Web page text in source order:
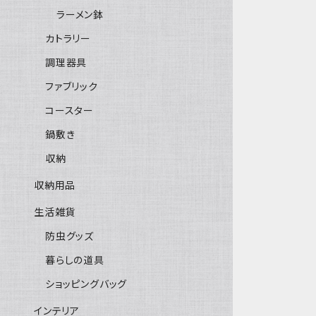
ラーメン鉢
カトラリー
調理器具
ファブリック
コースター
鍋敷き
収納
収納用品
生活雑貨
防虫グッズ
暮らしの道具
ショッピングバッグ
インテリア